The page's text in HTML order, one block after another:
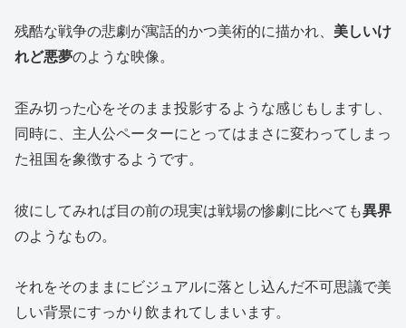
残酷な戦争の悲劇が寓話的かつ美術的に描かれ、 美しいけ
れど悪夢のような映像。
歪み切った心をそのまま投影するような感じもしますし、
同時に、主人公ペーターにとってはまさに変わってしまっ
た祖国を象徴するようです。
彼にしてみれば目の前の現実は戦場の惨劇に比べても異界
のようなもの。
それをそのままにビジュアルに落とし込んだ不可思議で美
しい背景にすっかり飲まれてしまいます。